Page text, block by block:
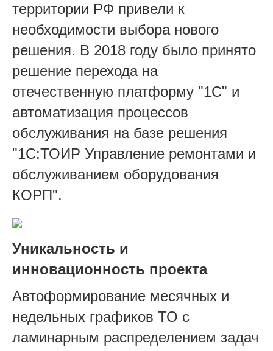
территории РФ привели к
необходимости выбора нового
решения. В 2018 году было принято
решение перехода на
отечественную платформу "1С" и
автоматизация процессов
обслуживания на базе решения
"1С:ТОИР Управление ремонтами и
обслуживанием оборудования
КОРП".
Уникальность и
инновационность проекта
Автоформирование месячных и
недельных графиков ТО с
ламинарным распределением задач